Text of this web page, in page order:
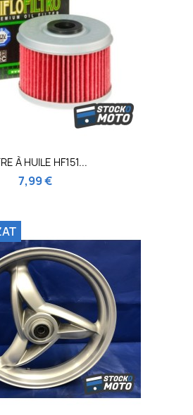
À HUILE HF151...
7,99 €